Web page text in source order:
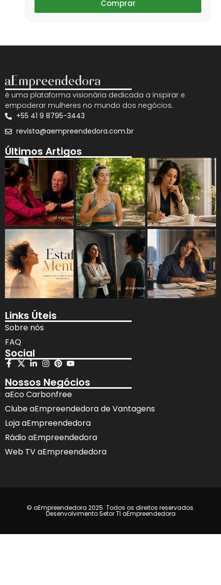
Comprar
é uma plataforma visionária dedicada a inspirar e
empoderar mulheres no mundo dos negócios.
+55 41 9 8795-3443
revista@aempreendedora.com.br
Últimos Artigos
Links Úteis
Sobre nós
FAQ
Social
Nossos Negócios
aEco Carbonfree
Clube aEmpreendedora de Vantagens
Loja aEmpreendedora
Rádio aEmpreendedora
Web TV aEmpreendedora
© aEmpreendedora 2025. Todos os direitos reservados.
Desenvolvimento Setor TI aEmpreendedora